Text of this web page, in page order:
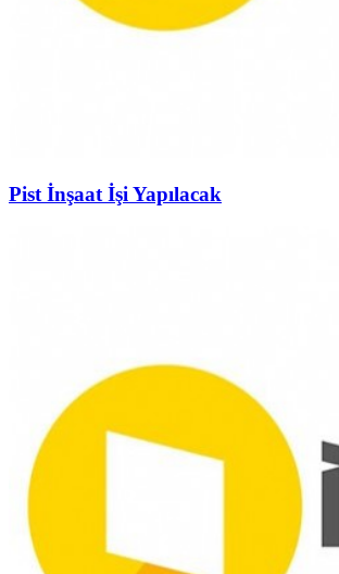
Pist İnşaat İşi Yapılacak